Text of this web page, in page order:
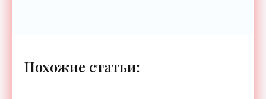
Похожие статьи: